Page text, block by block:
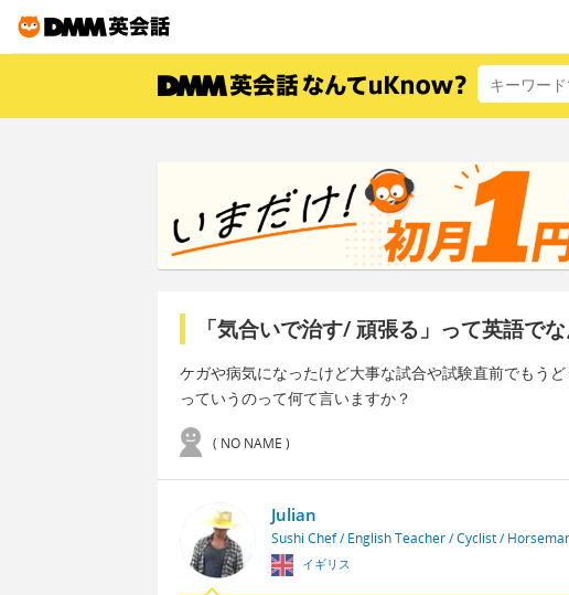
「気合いで治す/ 頑張る」って英語で
ケガや病気になったけど大事な試合や試験直前でもう
っていうのって何て言いますか？
( NO NAME )
Julian
Sushi Chef / English Teacher / Cyclist /
イギリス